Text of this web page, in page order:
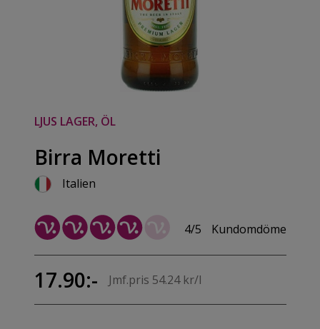
LJUS LAGER, ÖL
Birra Moretti
Italien
4/5 Kundomdöme
17.90:- Jmf.pris 54.24 kr/l